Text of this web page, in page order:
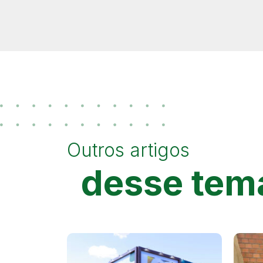
Outros artigos
desse